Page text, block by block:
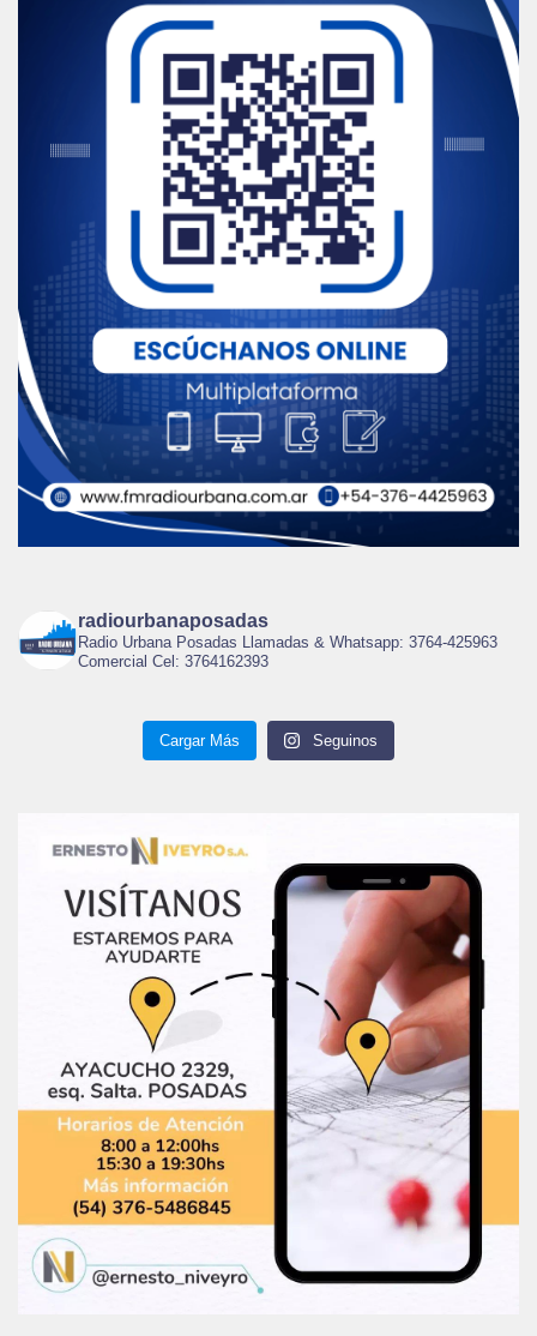
radiourbanaposadas
Radio Urbana Posadas Llamadas & Whatsapp: 3764-425963
Comercial Cel: 3764162393
Cargar Más Seguinos